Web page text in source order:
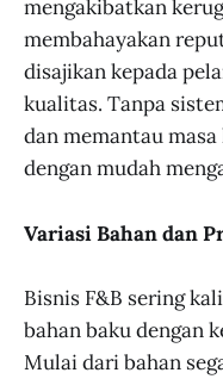
mengakibatkan
membahayakan
disajikan kepada
kualitas. Tanpa
dan memantau
dengan mudah
Variasi Bahan dan
Bisnis F&B sering
bahan baku dengan
Mulai dari bahan